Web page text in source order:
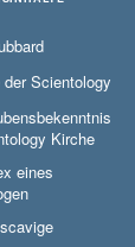
der Scientology
Kirche
eines